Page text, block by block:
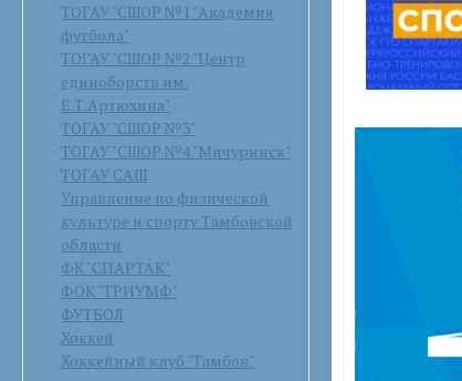
ТОГАУ "СШОР №1 "Академия
футбола"
ТОГАУ "СШОР №2 "Центр
единоборств им.
Е.Т.Артюхина"
ТОГАУ "СШОР №3"
ТОГАУ "СШОР №4 "Мичуринск"
ТОГАУ САШ
Управление по физической
культуре и спорту Тамбовской
области
ФК "СПАРТАК"
ФОК "ТРИУМФ"
ФУТБОЛ
Хоккей
Хоккейный клуб "Тамбов"